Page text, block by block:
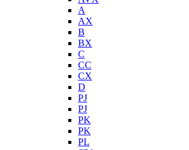
A
AX
B
BX
C
CC
CX
D
PJ
PJ
PK
PK
PL